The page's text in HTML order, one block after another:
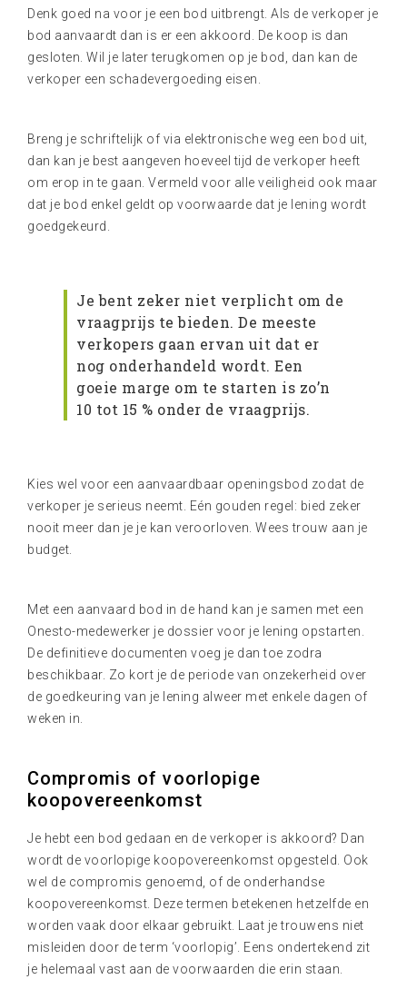
Denk goed na voor je een bod uitbrengt. Als de verkoper je
bod aanvaardt dan is er een akkoord. De koop is dan
gesloten. Wil je later terugkomen op je bod, dan kan de
verkoper een schadevergoeding eisen.
Breng je schriftelijk of via elektronische weg een bod uit,
dan kan je best aangeven hoeveel tijd de verkoper heeft
om erop in te gaan. Vermeld voor alle veiligheid ook maar
dat je bod enkel geldt op voorwaarde dat je lening wordt
goedgekeurd.
Je bent zeker niet verplicht om de
vraagprijs te bieden. De meeste
verkopers gaan ervan uit dat er
nog onderhandeld wordt. Een
goeie marge om te starten is zo’n
10 tot 15 % onder de vraagprijs.
Kies wel voor een aanvaardbaar openingsbod zodat de
verkoper je serieus neemt. Eén gouden regel: bied zeker
nooit meer dan je je kan veroorloven. Wees trouw aan je
budget.
Met een aanvaard bod in de hand kan je samen met een
Onesto-medewerker je dossier voor je lening opstarten.
De definitieve documenten voeg je dan toe zodra
beschikbaar. Zo kort je de periode van onzekerheid over
de goedkeuring van je lening alweer met enkele dagen of
weken in.
Compromis of voorlopige
koopovereenkomst
Je hebt een bod gedaan en de verkoper is akkoord? Dan
wordt de voorlopige koopovereenkomst opgesteld. Ook
wel de compromis genoemd, of de onderhandse
koopovereenkomst. Deze termen betekenen hetzelfde en
worden vaak door elkaar gebruikt. Laat je trouwens niet
misleiden door de term ‘voorlopig’. Eens ondertekend zit
je helemaal vast aan de voorwaarden die erin staan.